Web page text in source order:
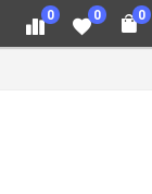
0 0 0